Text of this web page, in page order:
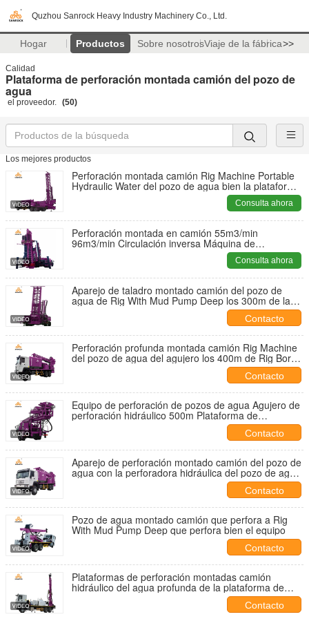
Quzhou Sanrock Heavy Industry Machinery Co., Ltd.
Hogar Productos Sobre nosotrosViaje de la fábrica>>
Calidad
Plataforma de perforación montada camión del pozo de
agua
el proveedor. (50)
Los mejores productos
Perforación montada camión Rig Machine Portable
Hydraulic Water del pozo de agua bien la plataforma
Consulta ahora
Perforación montada en camión 55m3/min
96m3/min Circulación inversa Máquina de
perforación RC Perforación hidráulicaConsulta ahora
Aparejo de taladro montado camión del pozo de
agua de Rig With Mud Pump Deep los 300m de la
Contacto
Perforación profunda montada camión Rig Machine
del pozo de agua del agujero los 400m de Rig Bore
Contacto
Equipo de perforación de pozos de agua Agujero de
perforación hidráulico 500m Plataforma de
perforación de pozos de agua montada sobre
Contacto
Aparejo de perforación montado camión del pozo de
agua con la perforadora hidráulica del pozo de agua
Contacto
Pozo de agua montado camión que perfora a Rig
With Mud Pump Deep que perfora bien el equipo
Contacto
Plataformas de perforación montadas camión
hidráulico del agua profunda de la plataforma de
perforación del pozo de agua los 300m
Contacto